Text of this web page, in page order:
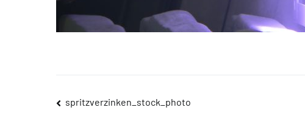
Beitragsnavigation
spritzverzinken_stock_photo